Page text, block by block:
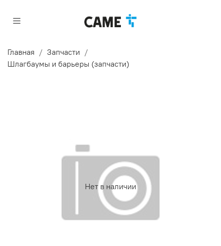
Главная
Запчасти
Шлагбаумы и барьеры (запчасти)
Нет в наличии